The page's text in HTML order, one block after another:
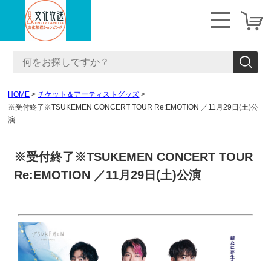
HOME
チケット＆アーティストグッズ
※受付終了※TSUKEMEN CONCERT TOUR Re:EMOTION ／11月29日(土)公
演
※受付終了※TSUKEMEN CONCERT TOUR
Re:EMOTION ／11月29日(土)公演